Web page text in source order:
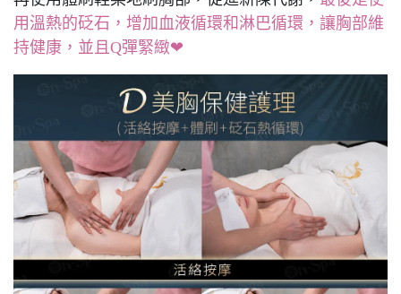
用溫熱的砭石，增加血液循環和淋巴循環，讓胸部維
持健康，並且Q彈緊緻❤